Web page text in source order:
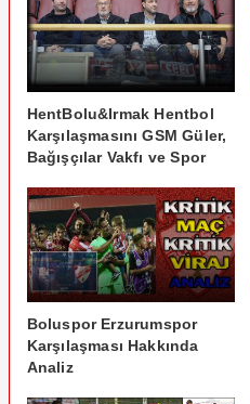
HentBolu&Irmak Hentbol
Karşılaşmasını GSM Güler,
Bağışçılar Vakfı ve Spor
Boluspor Erzurumspor
Karşılaşması Hakkında
Analiz